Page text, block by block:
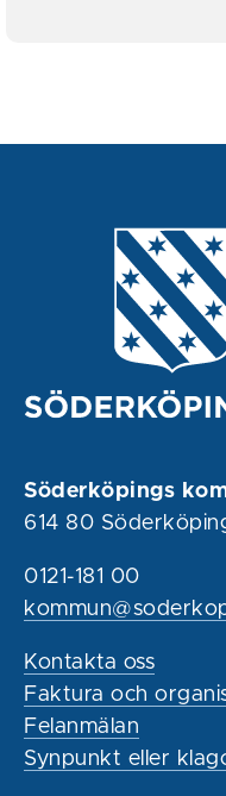
Söderköpings
614 80
0121-181 00
Kontakta oss
Faktura och
Felanmälan
Synpunkt eller